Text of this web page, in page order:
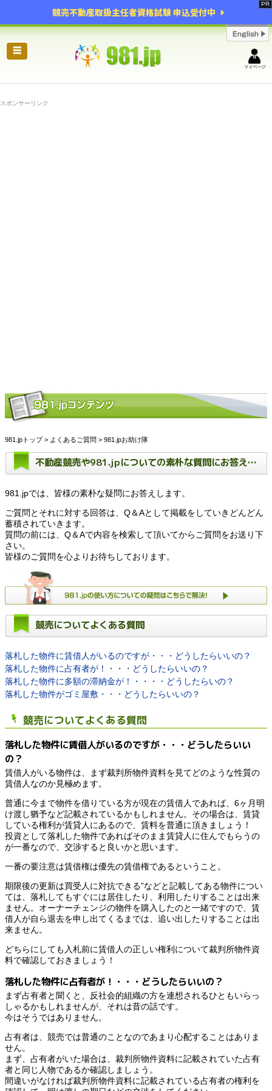
競売不動産取扱主任者資格試験 申込受付中
☰
スポンサーリンク
981.jpトップ> よくあるご質問 > 981.jpお助け隊
不動産競売や981.jpについての素朴な質問にお答えします。
981.jpでは、皆様の素朴な疑問にお答えします。
ご質問とそれに対する回答は、Q＆Aとして掲載をしていきどんどん
蓄積されていきます。
質問の前には、Q＆Aで内容を検索して頂いてからご質問をお送り下
さい。
皆様のご質問を心よりお待ちしております。
競売についてよくある質問
落札した物件に賃借人がいるのですが・・・どうしたらいいの？
落札した物件に占有者が！・・・どうしたらいいの？
落札した物件に多額の滞納金が！・・・・どうしたらいの？
落札した物件がゴミ屋敷・・・どうしたらいいの？
競売についてよくある質問
落札した物件に賃借人がいるのですが・・・どうしたらいい
の？
賃借人がいる物件は、まず裁判所物件資料を見てどのような性質の
賃借人なのか見極めます。
普通に今まで物件を借りている方が現在の賃借人であれば、6ヶ月明
け渡し猶予など記載されているかもしれません。その場合は、賃貸
している権利が賃貸人にあるので、賃料を普通に頂きましょう！
投資として落札した物件であればそのまま賃貸人に住んでもらうの
が一番なので、交渉すると良いかと思います。
一番の要注意は賃借権は優先の賃借権であるということ。
期限後の更新は買受人に対抗できる”などと記載してある物件につい
ては、落札してもすぐには居住したり、利用したりすることは出来
ません。オーナーチェンジの物件を購入したのと一緒ですので、賃
借人が自ら退去を申し出てくるまでは、追い出したりすることは出
来ません。
どちらにしても入札前に賃借人の正しい権利について裁判所物件資
料で確認しておきましょう！
落札した物件に占有者が！・・・どうしたらいいの？
まず占有者と聞くと、反社会的組織の方を連想されるひともいらっ
しゃるかもしれませんが、それは昔の話です。
今はそうではありません。
占有者は、競売では普通のことなのであまり心配することはありま
せん。
まず、占有者がいた場合は、裁判所物件資料に記載されていた占有
者と同じ人物であるか確認しましょう。
間違いがなければ裁判所物件資料に記載されている占有者の権利を